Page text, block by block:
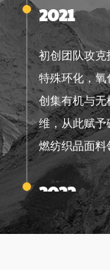
2021
初创团队攻
特殊环化，
创集有机与
维，从此赋
燃纺织品面
2022
受政府招商